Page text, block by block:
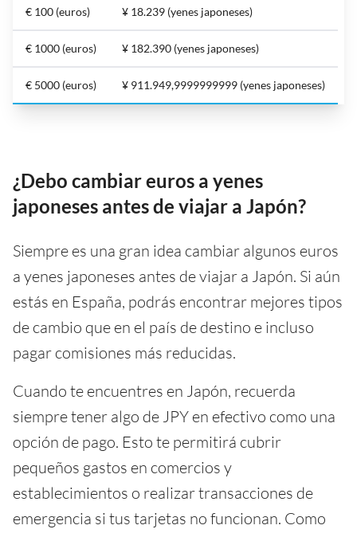
€ 100 (euros) ¥ 18.239 (yenes japoneses)
€ 1000 (euros) ¥ 182.390 (yenes japoneses)
€ 5000 (euros) ¥ 911.949,9999999999 (yenes japoneses)
¿Debo cambiar euros a yenes
japoneses antes de viajar a Japón?
Siempre es una gran idea cambiar algunos euros
a yenes japoneses antes de viajar a Japón. Si aún
estás en España, podrás encontrar mejores tipos
de cambio que en el país de destino e incluso
pagar comisiones más reducidas.
Cuando te encuentres en Japón, recuerda
siempre tener algo de JPY en efectivo como una
opción de pago. Esto te permitirá cubrir
pequeños gastos en comercios y
establecimientos o realizar transacciones de
emergencia si tus tarjetas no funcionan. Como